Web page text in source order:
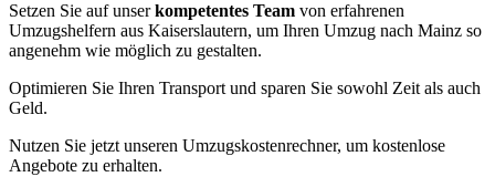
Setzen Sie auf unserkompetentes Team von erfahrenen
Umzugshelfern aus Kaiserslautern, um Ihren Umzug nach Mainz so
angenehm wie möglich zu gestalten.
Optimieren Sie Ihren Transport und sparen Sie sowohl Zeit als auch
Geld.
Nutzen Sie jetzt unseren Umzugskostenrechner, um kostenlose
Angebote zu erhalten.